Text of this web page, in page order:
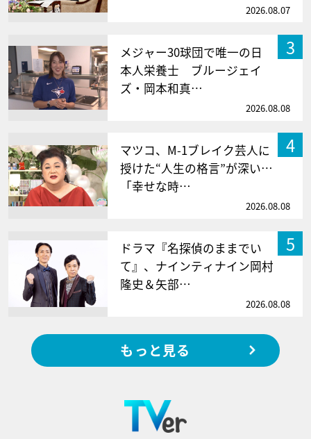
2026.08.07
3
メジャー30球団で唯一の日
本人栄養士 ブルージェイ
ズ・岡本和真…
2026.08.08
4
マツコ、M-1ブレイク芸人に
授けた“人生の格言”が深い…
「幸せな時…
2026.08.08
5
ドラマ『名探偵のままでい
て』、ナインティナイン岡村
隆史＆矢部…
2026.08.08
もっと見る